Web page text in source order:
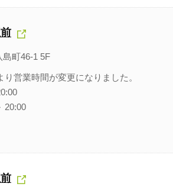
町46-1 5F
り営業時間が変更になりました。
20:00